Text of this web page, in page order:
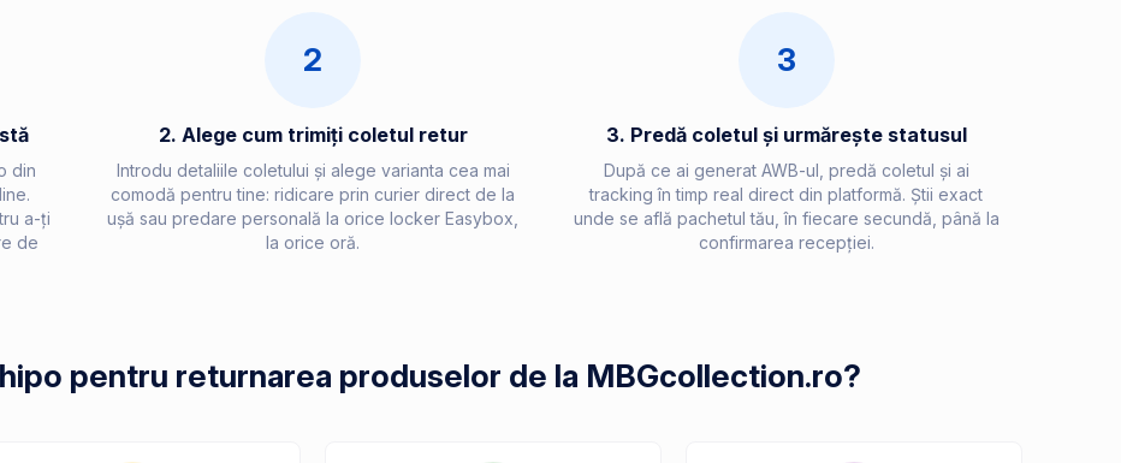
din
a-ți
de
2
2. Alege cum trimiți coletul retur
Introdu detaliile coletului și alege varianta cea mai
comodă pentru tine: ridicare prin curier direct de la
ușă sau predare personală la orice locker Easybox,
la orice oră.
3
3. Predă coletul și urmărește statusul
După ce ai generat AWB-ul, predă coletul și ai
tracking în timp real direct din platformă. Știi exact
unde se află pachetul tău, în fiecare secundă, până la
confirmarea recepției.
pentru returnarea produselor de la MBGcollection.ro?